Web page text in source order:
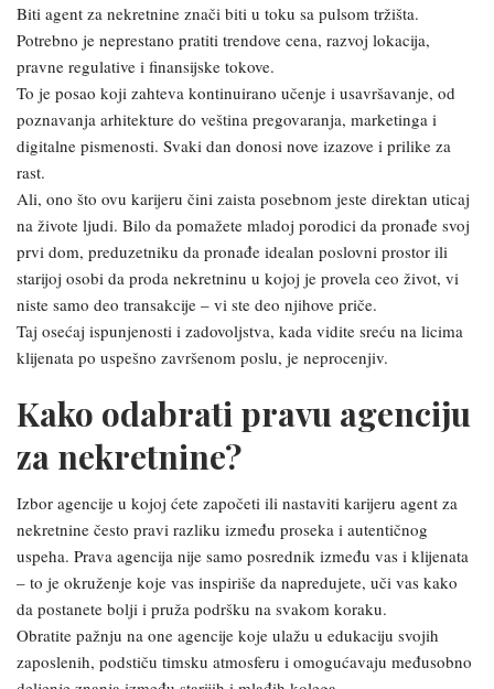
Biti agent za nekretnine znači biti u toku sa pulsom tržišta.
Potrebno je neprestano pratiti trendove cena, razvoj lokacija,
pravne regulative i finansijske tokove.
To je posao koji zahteva kontinuirano učenje i usavršavanje, od
poznavanja arhitekture do veština pregovaranja, marketinga i
digitalne pismenosti. Svaki dan donosi nove izazove i prilike za
rast.
Ali, ono što ovu karijeru čini zaista posebnom jeste direktan uticaj
na živote ljudi. Bilo da pomažete mladoj porodici da pronađe svoj
prvi dom, preduzetniku da pronađe idealan poslovni prostor ili
starijoj osobi da proda nekretninu u kojoj je provela ceo život, vi
niste samo deo transakcije – vi ste deo njihove priče.
Taj osećaj ispunjenosti i zadovoljstva, kada vidite sreću na licima
klijenata po uspešno završenom poslu, je neprocenjiv.
Kako odabrati pravu agenciju
za nekretnine?
Izbor agencije u kojoj ćete započeti ili nastaviti karijeru agent za
nekretnine često pravi razliku između proseka i autentičnog
uspeha. Prava agencija nije samo posrednik između vas i klijenata
– to je okruženje koje vas inspiriše da napredujete, uči vas kako
da postanete bolji i pruža podršku na svakom koraku.
Obratite pažnju na one agencije koje ulažu u edukaciju svojih
zaposlenih, podstiču timsku atmosferu i omogućavaju međusobno